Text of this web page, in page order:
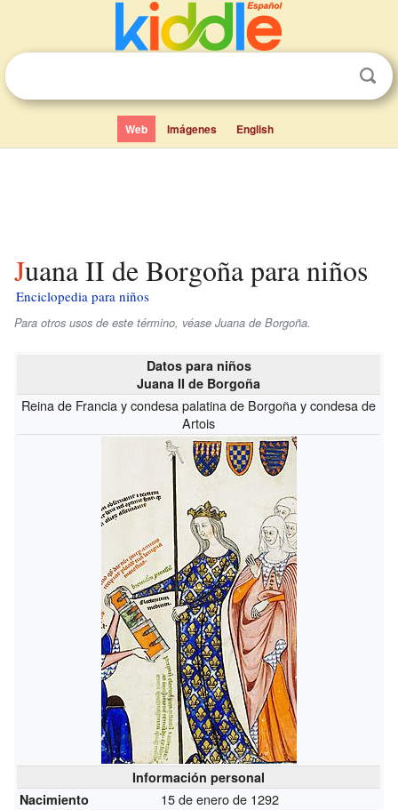
Web Imágenes English
Juana II de Borgoña para niños
Enciclopedia para niños
Para otros usos de este término, véase Juana de Borgoña.
Datos para niños
Juana II de Borgoña
Reina de Francia y condesa palatina de Borgoña y condesa de
Artois
Información personal
Nacimiento
15 de enero de 1292